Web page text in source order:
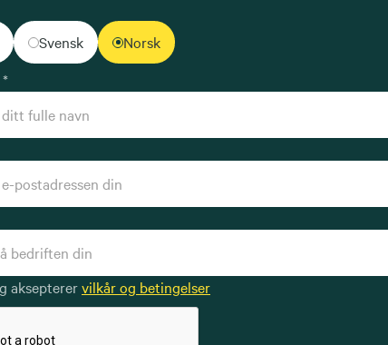
Svensk
Norsk
aksepterervilkår og betingelser